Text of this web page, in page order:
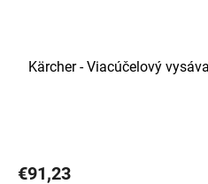
Kärcher - Viacúčelový
€91,23